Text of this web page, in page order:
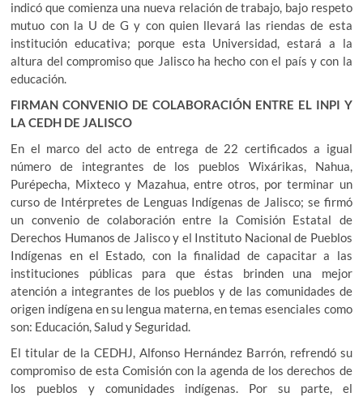
indicó que comienza una nueva relación de trabajo, bajo respeto
mutuo con la U de G y con quien llevará las riendas de esta
institución educativa; porque esta Universidad, estará a la
altura del compromiso que Jalisco ha hecho con el país y con la
educación.
FIRMAN CONVENIO DE COLABORACIÓN ENTRE EL INPI Y
LA CEDH DE JALISCO
En el marco del acto de entrega de 22 certificados a igual
número de integrantes de los pueblos Wixárikas, Nahua,
Purépecha, Mixteco y Mazahua, entre otros, por terminar un
curso de Intérpretes de Lenguas Indígenas de Jalisco; se firmó
un convenio de colaboración entre la Comisión Estatal de
Derechos Humanos de Jalisco y el Instituto Nacional de Pueblos
Indígenas en el Estado, con la finalidad de capacitar a las
instituciones públicas para que éstas brinden una mejor
atención a integrantes de los pueblos y de las comunidades de
origen indígena en su lengua materna, en temas esenciales como
son: Educación, Salud y Seguridad.
El titular de la CEDHJ, Alfonso Hernández Barrón, refrendó su
compromiso de esta Comisión con la agenda de los derechos de
los pueblos y comunidades indígenas. Por su parte, el